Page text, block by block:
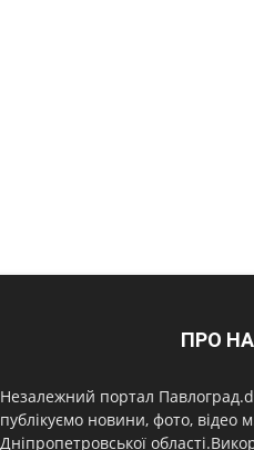
ПРО
Незалежний портал
публікуємо новини, фото, відео
Дніпропетровської